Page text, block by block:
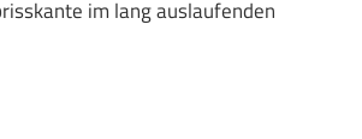
im lang auslaufenden